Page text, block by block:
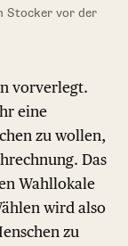
Stocker vor der
vorverlegt.
eine
zu wollen,
Das
Wahllokale
wird also
zu